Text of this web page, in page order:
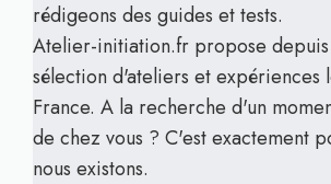
rédigeons des guides et tests.
Atelier-initiation.fr propose
sélection d'ateliers et expériences
France. A la recherche d'un
de chez vous ? C'est exactement
nous existons.